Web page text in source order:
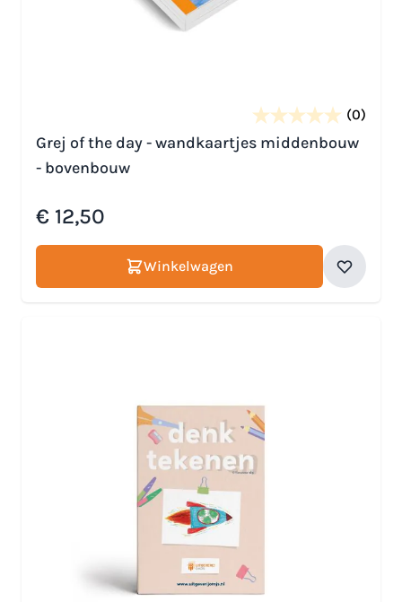
(0)
Grej of the day - wandkaartjes middenbouw
- bovenbouw
€ 12,50
Winkelwagen